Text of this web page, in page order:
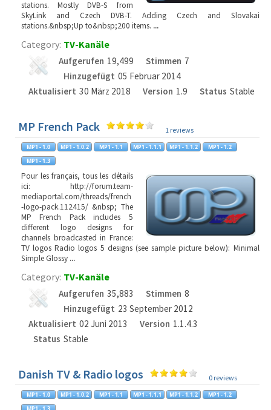
stations. Mostly DVB-S from
SkyLink and Czech DVB-T. Adding Czech and Slovakai
stations.&nbsp;Up to&nbsp;200 items. ...
Category: TV-Kanäle
Aufgerufen 19,499 Stimmen 7
Hinzugefügt 05 Februar 2014
Aktualisiert 30 März 2018 Version 1.9 Status Stable
MP French Pack 1 reviews
Pour les français, tous les détails
ici: http://forum.team-
mediaportal.com/threads/french
-logo-pack.112415/ &nbsp; The
MP French Pack includes 5
different logo designs for
channels broadcasted in France:
TV logos Radio logos 5 designs (see sample picture below): Minimal
Simple Glossy ...
Category: TV-Kanäle
Aufgerufen 35,883 Stimmen 8
Hinzugefügt 23 September 2012
Aktualisiert 02 Juni 2013 Version 1.1.4.3
Status Stable
Danish TV & Radio logos 0 reviews